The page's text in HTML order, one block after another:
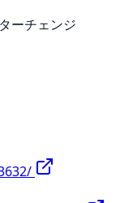
ーチェンジ